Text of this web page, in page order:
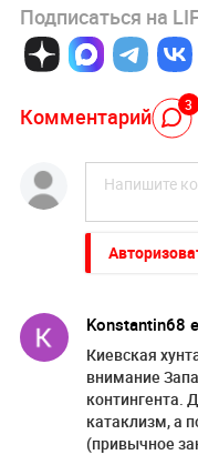
Подписаться на
Комментарий 3
Konstantin68
Киевская
внимание
контингента.
катаклизм, а
(привычное